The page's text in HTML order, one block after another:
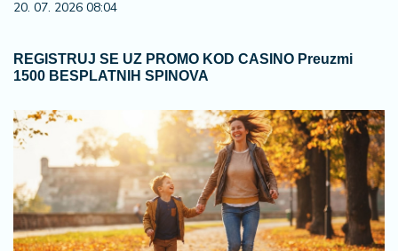
20. 07. 2026 08:04
REGISTRUJ SE UZ PROMO KOD CASINO Preuzmi
1500 BESPLATNIH SPINOVA